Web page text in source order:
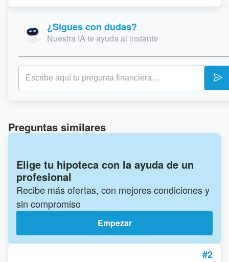
¿Sigues con dudas?
Nuestra IA te ayuda al instante
Preguntas similares
Elige tu hipoteca con la ayuda de un
profesional
Recibe más ofertas, con mejores condiciones y
sin compromiso
Empezar
#2